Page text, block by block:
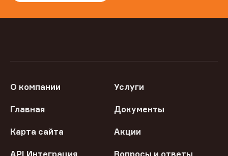
О компании Услуги
Главная Документы
Карта сайта Акции